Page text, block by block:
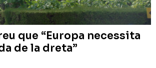
que “Europa necessita
de la dreta”